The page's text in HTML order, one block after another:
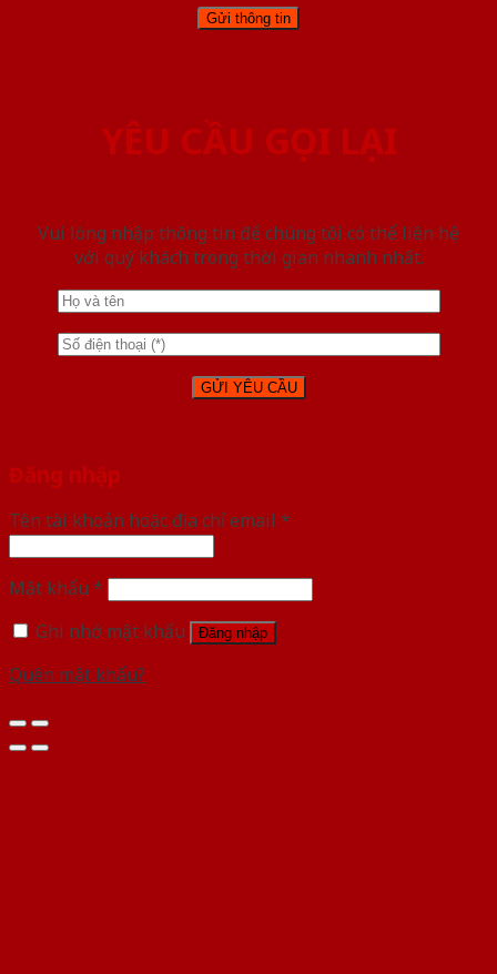
YÊU CẦU GỌI LẠI
Vui lòng nhập thông tin để chúng tôi có thể liên hệ
với quý khách trong thời gian nhanh nhất.
Đăng nhập
Tên tài khoản hoặc địa chỉ email *
Mật khẩu *
Ghi nhớ mật khẩu
Đăng nhập
Quên mật khẩu?